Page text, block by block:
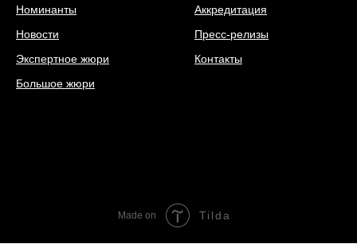
Номинанты
Новости
Экспертное жюри
Большое жюри
Аккредитация
Пресс-релизы
Контакты
Made on Tilda